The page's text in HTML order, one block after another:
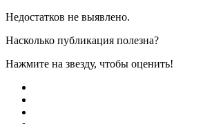
Недостатков не выявлено.
Насколько публикация полезна?
Нажмите на звезду, чтобы оценить!